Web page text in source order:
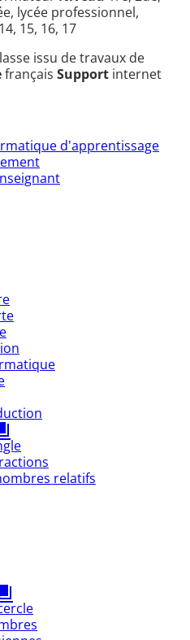
lycée professionnel,
15, 16, 17
issu de travaux de
français Support internet
d'apprentissage
relatifs